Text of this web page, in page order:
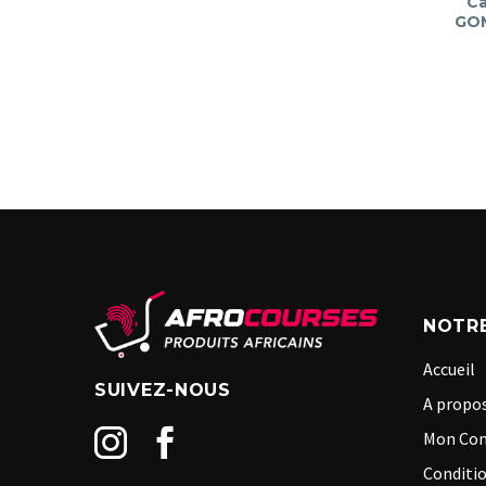
SUIVEZ-NOUS
Accueil
A
Mon